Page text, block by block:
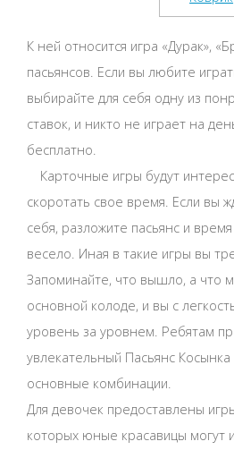
К ней относится игра «Дурак»,
пасьянсов. Если вы любите
выбирайте для себя одну из
ставок, и никто не играет на
бесплатно.
Карточные игры будут
скоротать свое время. Если вы
себя, разложите пасьянс и
весело. Иная в такие игры вы
Запоминайте, что вышло, а что
основной колоде, и вы с
уровень за уровнем. Ребятам
увлекательный Пасьянс
основные комбинации.
Для девочек предоставлены
которых юные красавицы могут